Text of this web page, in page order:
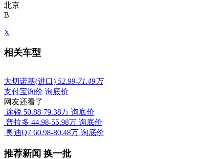
北京
B
X
相关车型
大切诺基(进口) 52.99-71.49万
支付宝询价 询底价
网友还看了
途锐 50.88-79.38万 询底价
普拉多 44.98-55.98万 询底价
奥迪Q7 60.98-80.48万 询底价
推荐新闻 换一批